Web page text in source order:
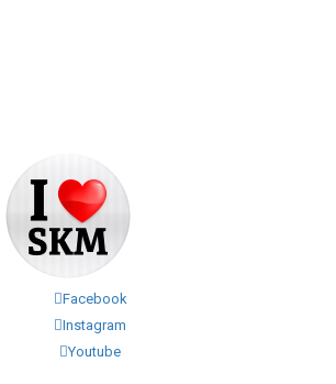
Facebook
Instagram
Youtube